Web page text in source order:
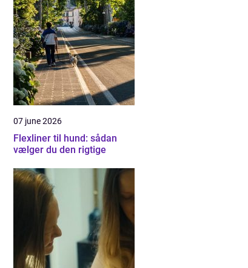
07 june 2026
Flexliner til hund: sådan
vælger du den rigtige